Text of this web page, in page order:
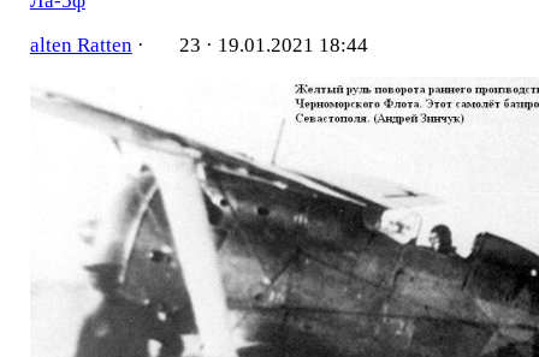
alten Ratten · 23 · 19.01.2021 18:44